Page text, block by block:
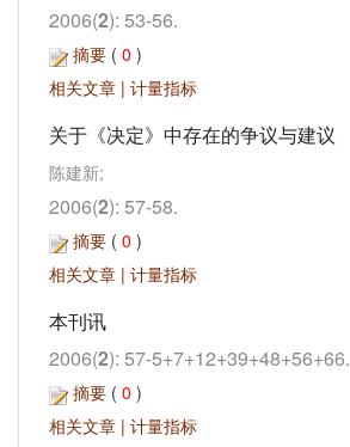
2006(2): 53-56.
摘要 ( 0 )
相关文章 | 计量指标
关于《决定》中存在的争议与建议
陈建新;
2006(2): 57-58.
摘要 ( 0 )
相关文章 | 计量指标
本刊讯
2006(2): 57-5+7+12+39+48+56+66.
摘要 ( 0 )
相关文章 | 计量指标